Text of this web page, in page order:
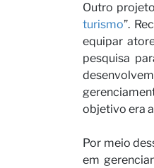
Outro
turismo”.
equipar
pesquisa
objetivo era
Por meio
em